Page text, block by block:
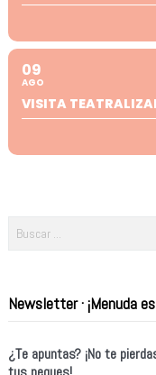
09
AGO
VISITA
Newsletter · ¡Menuda
¿Te apuntas? ¡No te